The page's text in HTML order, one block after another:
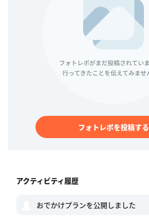
フォトレポを投稿する
アクティビティ履歴
おでかけプランを公開しました